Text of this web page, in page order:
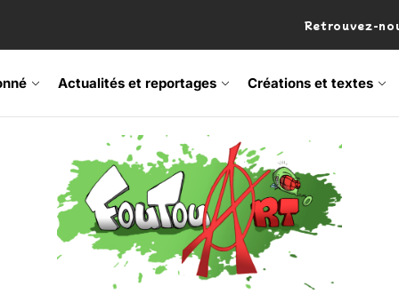
Retrouvez-
Actualités et reportages Créations et textes
Fripon – vernissage 21 mai (Lyon)
Festival – Samedi 18 juillet (Vaulx-en-Velin)
– Ŝtono, un livre réalisé par Michaël Moretti & Pierre